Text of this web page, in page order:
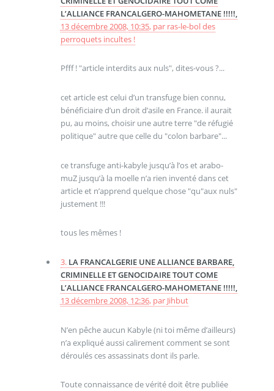
L’ALLIANCE FRANCALGERO-MAHOMETANE !!!!!,
13 décembre 2008, 10:35, par ras-le-bol des
perroquets incultes !
Pfff ! "article interdits aux nuls", dites-vous ?...
cet article est celui d’un transfuge bien connu,
bénéficiaire d’un droit d’asile en France. il aurait
pu, au moins, choisir une autre terre "de réfugié
politique" autre que celle du "colon barbare"...
ce transfuge anti-kabyle jusqu’à l’os et arabo-
muZ jusqu’à la moelle n’a rien inventé dans cet
article et n’apprend quelque chose "qu"aux nuls"
justement !!!
tous les mêmes !
3. LA FRANCALGERIE UNE ALLIANCE BARBARE,
CRIMINELLE ET GENOCIDAIRE TOUT COME
L’ALLIANCE FRANCALGERO-MAHOMETANE !!!!!,
13 décembre 2008, 12:36, par Jihbut
N’en pêche aucun Kabyle (ni toi même d’ailleurs)
n’a expliqué aussi calirement comment se sont
déroulés ces assassinats dont ils parle.
Toute connaissance de vérité doit être publiée